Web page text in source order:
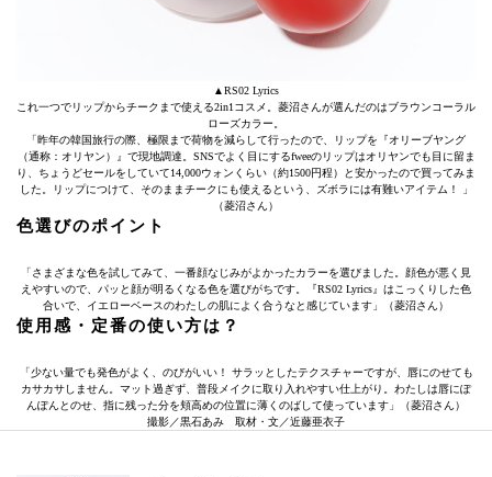
▲RS02 Lyrics
これ一つでリップからチークまで使える2in1コスメ。菱沼さんが選んだのはブラウンコーラル
ローズカラー。
「昨年の韓国旅行の際、極限まで荷物を減らして行ったので、リップを『オリーブヤング
（通称：オリヤン）』で現地調達。SNSでよく目にするfweeのリップはオリヤンでも目に留ま
り、ちょうどセールをしていて14,000ウォンくらい（約1500円程）と安かったので買ってみま
した。リップにつけて、そのままチークにも使えるという、ズボラには有難いアイテム！ 」
（菱沼さん）
色選びのポイント
「さまざまな色を試してみて、一番顔なじみがよかったカラーを選びました。顔色が悪く見
えやすいので、パッと顔が明るくなる色を選びがちです。『RS02 Lyrics』はこっくりした色
合いで、イエローベースのわたしの肌によく合うなと感じています」（菱沼さん）
使用感・定番の使い方は？
「少ない量でも発色がよく、のびがいい！ サラッとしたテクスチャーですが、唇にのせても
カサカサしません。マット過ぎず、普段メイクに取り入れやすい仕上がり。わたしは唇にぽ
んぽんとのせ、指に残った分を頬高めの位置に薄くのばして使っています」（菱沼さん）
撮影／黒石あみ 取材・文／近藤亜衣子